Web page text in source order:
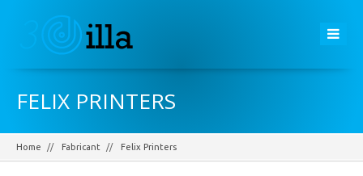
FELIX PRINTERS
Home Fabricant Felix Printers